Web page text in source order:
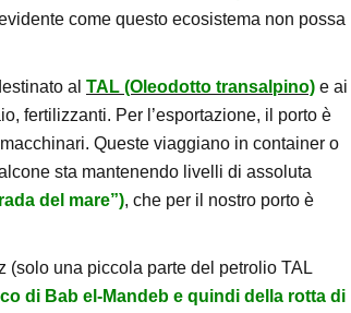
come questo ecosistema non possa
al TAL (Oleodotto transalpino) e ai
fertilizzanti. Per l’esportazione, il porto è
Queste viaggiano in container o
sta mantenendo livelli di assoluta
del mare”), che per il nostro porto è
(solo una piccola parte del petrolio TAL
di Bab el-Mandeb e quindi della rotta di